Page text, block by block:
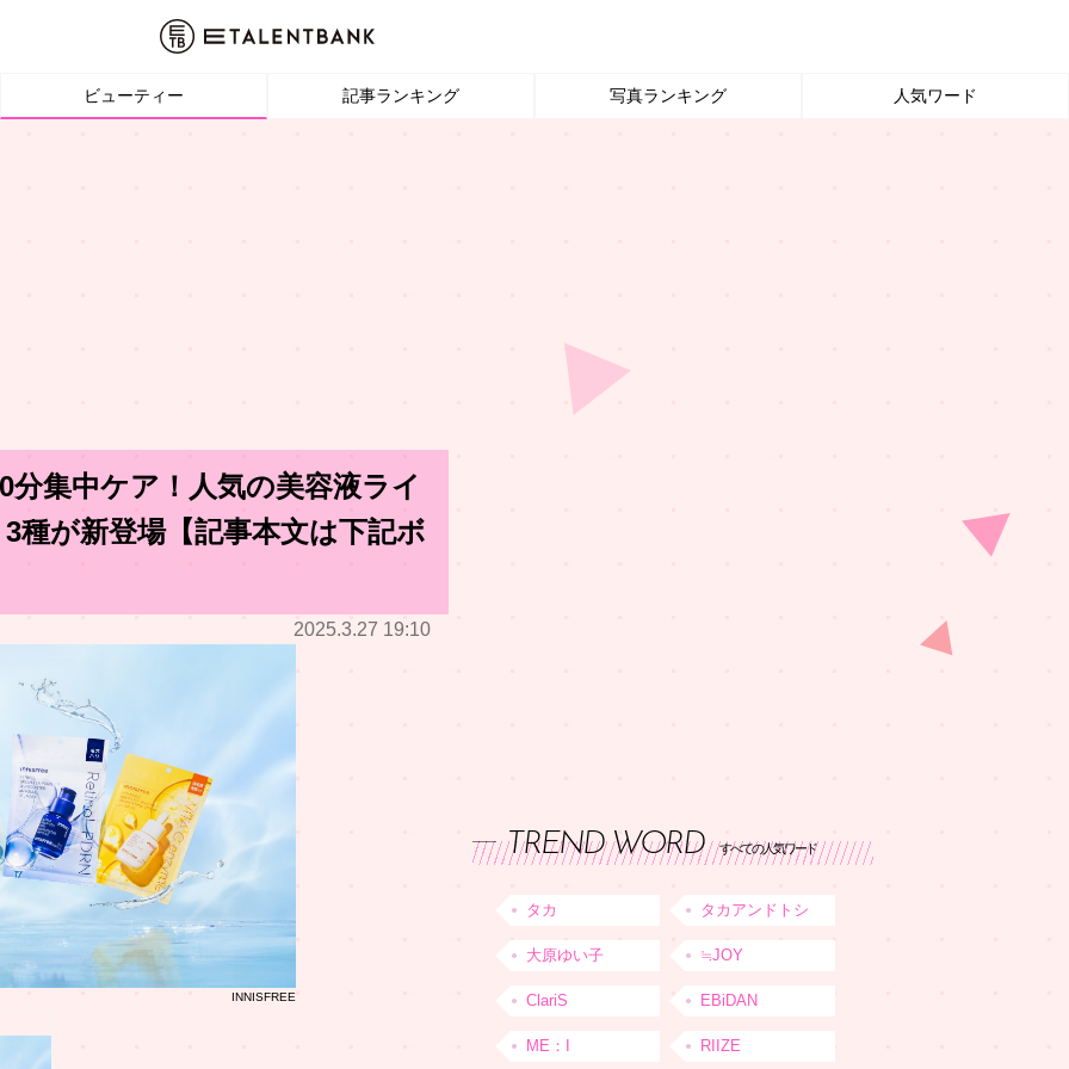
ビューティー 記事ランキング 写真ランキング 人気ワード
分集中ケア！人気の美容液ライ
種が新登場【記事本文は下記ボ
2025.3.27 19:10
INNISFREE
TREND WORD すべての人気ワード
タカ タカアンドトシ
大原ゆい子 ≒JOY
ClariS EBiDAN
ME：I RIIZE